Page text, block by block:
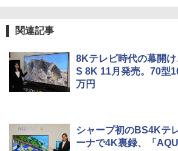
関連記事
8Kテレビ時代の幕開
S 8K 11月発売。70型
万円
シャープ初のBS4Kテ
ーナで4K裏録、「